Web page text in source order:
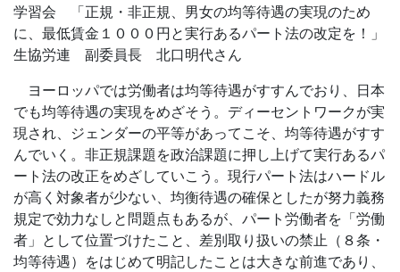
学習会 「正規・非正規、男女の均等待遇の実現のため
に、最低賃金１０００円と実行あるパート法の改定を！」
生協労連 副委員長 北口明代さん
ヨーロッパでは労働者は均等待遇がすすんでおり、日本
でも均等待遇の実現をめざそう。ディーセントワークが実
現され、ジェンダーの平等があってこそ、均等待遇がすす
んでいく。非正規課題を政治課題に押し上げて実行あるパ
ート法の改正をめざしていこう。現行パート法はハードル
が高く対象者が少ない、均衡待遇の確保としたが努力義務
規定で効力なしと問題点もあるが、パート労働者を「労働
者」として位置づけたこと、差別取り扱いの禁止（８条・
均等待遇）をはじめて明記したことは大きな前進であり、